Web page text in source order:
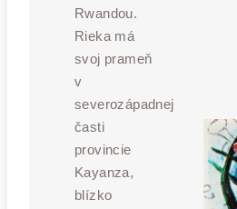
Rwandou.
Rieka má
svoj prameň
v
severozápadnej
časti
provincie
Kayanza,
blízko